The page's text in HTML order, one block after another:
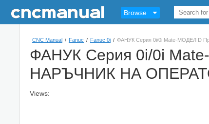
Browse
CNC Manual / Fanuc / Fanuc 0i / ФАНУК Серия 0i/0i Mate-МОДЕЛ D
ФАНУК Серия 0i/0i
НАРЪЧНИК НА
Views: